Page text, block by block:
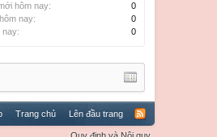
hôm nay:
0
nay:
0
nay:
0
Trang chủ Lên đầu trang